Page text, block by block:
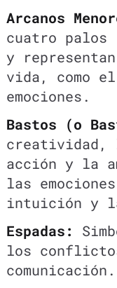
Arcanos
cuatro palos
y
vida, como
emociones.
Bastos (o
creatividad,
acción y la
las
intuición y
Espadas:
los
comunicación.